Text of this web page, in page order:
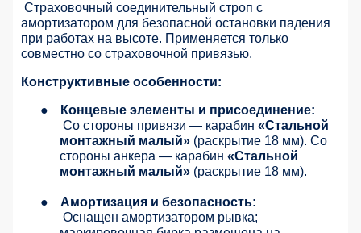
Страховочный соединительный строп с
амортизатором для безопасной остановки падения
при работах на высоте. Применяется только
совместно со страховочной привязью.
Конструктивные особенности:
●
Концевые элементы и присоединение:
Со стороны привязи — карабин «Стальной
монтажный малый» (раскрытие 18 мм). Со
стороны анкера — карабин «Стальной
монтажный малый» (раскрытие 18 мм).
●
Амортизация и безопасность:
Оснащен амортизатором рывка;